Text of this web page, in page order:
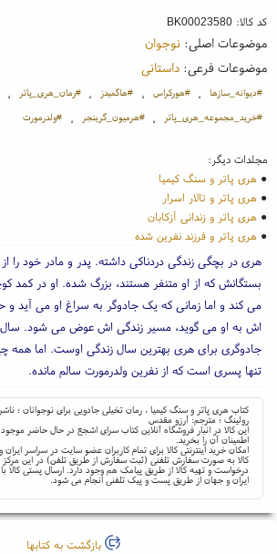
کد کالا:BK00023580
موضوعات اصلی:نوجوان
موضوعات فرعی:داستانی
#دیوانه_سازها ، #هورکراس ، #هاگمیدز ، #رمان_هری_پاتر ،
#خرید_مجموعه_هری_پاتر ، #هرمیون_گرینجر ، #ولدرمورت
مجلدات دیگر:
●هری پاتر و سنگ کیمیا
●هری پاتر و تالار اسرار
●هری پاتر و زندانی آزکابان
●هری پاتر و فرزند نفرین شده
هری در بچگی زندگی دردناکی داشته. پدر و مادر خود را
بستگانش که از او متنفر هستند، بزرگ شده. او در کمد
می کند و اما زمانی که یک جادوگر به سراغ او می آید و
اش به او می گوید، مسیر زندگی اش عوض می شود. سال
جادوگری برای هری بهترین سال زندگی اوست. اما همه
تنها پسری است که از نفرین ولدرمورت سالم مانده.
کتاب هری پاتر و سنگ کیمیا ، رمان تخیلی جادویی برای نوجوانان ؛
رولینگ ؛ مترجم: آرزو مقدس
این کالا در انبار فروشگاه آنلاین کتاب سرای اشجع در حال حاضر
اطمینان آن را بخرید.
امکان خرید اینترنتی کالا برای تمام کاربران عضو سایت در سراسر
کالا به صورت سفارش تلفنی (ثبت سفارش از طریق تلفن) در این
درخواست و تهیه کالا از طریق پیامک هم وجود دارد. ارسال پستی کالا
ایران و جهان از طریق پست و پیک تلفنی انجام می شود.
بازگشت به کتابها